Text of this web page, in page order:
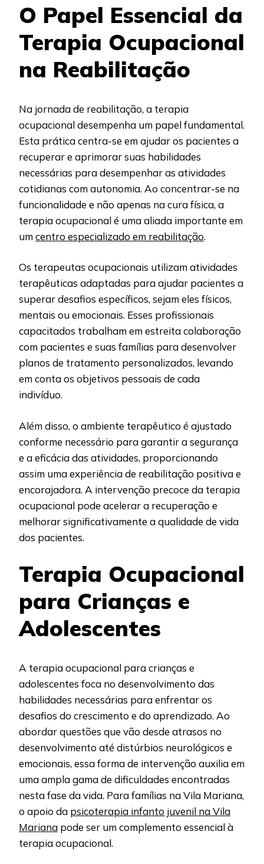
O Papel Essencial da
Terapia Ocupacional
na Reabilitação
Na jornada de reabilitação, a terapia
ocupacional desempenha um papel fundamental.
Esta prática centra-se em ajudar os pacientes a
recuperar e aprimorar suas habilidades
necessárias para desempenhar as atividades
cotidianas com autonomia. Ao concentrar-se na
funcionalidade e não apenas na cura física, a
terapia ocupacional é uma aliada importante em
umcentro especializado em reabilitação.
Os terapeutas ocupacionais utilizam atividades
terapêuticas adaptadas para ajudar pacientes a
superar desafios específicos, sejam eles físicos,
mentais ou emocionais. Esses profissionais
capacitados trabalham em estreita colaboração
com pacientes e suas famílias para desenvolver
planos de tratamento personalizados, levando
em conta os objetivos pessoais de cada
indivíduo.
Além disso, o ambiente terapêutico é ajustado
conforme necessário para garantir a segurança
e a eficácia das atividades, proporcionando
assim uma experiência de reabilitação positiva e
encorajadora. A intervenção precoce da terapia
ocupacional pode acelerar a recuperação e
melhorar significativamente a qualidade de vida
dos pacientes.
Terapia Ocupacional
para Crianças e
Adolescentes
A terapia ocupacional para crianças e
adolescentes foca no desenvolvimento das
habilidades necessárias para enfrentar os
desafios do crescimento e do aprendizado. Ao
abordar questões que vão desde atrasos no
desenvolvimento até distúrbios neurológicos e
emocionais, essa forma de intervenção auxilia em
uma ampla gama de dificuldades encontradas
nesta fase da vida. Para famílias na Vila Mariana,
o apoio da psicoterapia infanto juvenil na Vila
Mariana pode ser um complemento essencial à
terapia ocupacional.